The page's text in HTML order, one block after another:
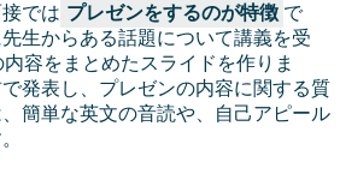
では プレゼンをするのが特徴 で
生からある話題について講義を受
容をまとめたスライドを作りま
発表し、プレゼンの内容に関する質
簡単な英文の音読や、自己アピール